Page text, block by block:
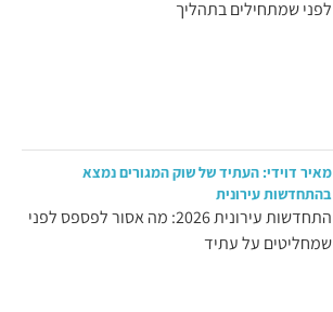
לפני שמתחילים בתהליך
מאיר דוידי: העתיד של שוק המגורים נמצא
בהתחדשות עירונית
התחדשות עירונית 2026: מה אסור לפספס לפני
שמחליטים על עתיד